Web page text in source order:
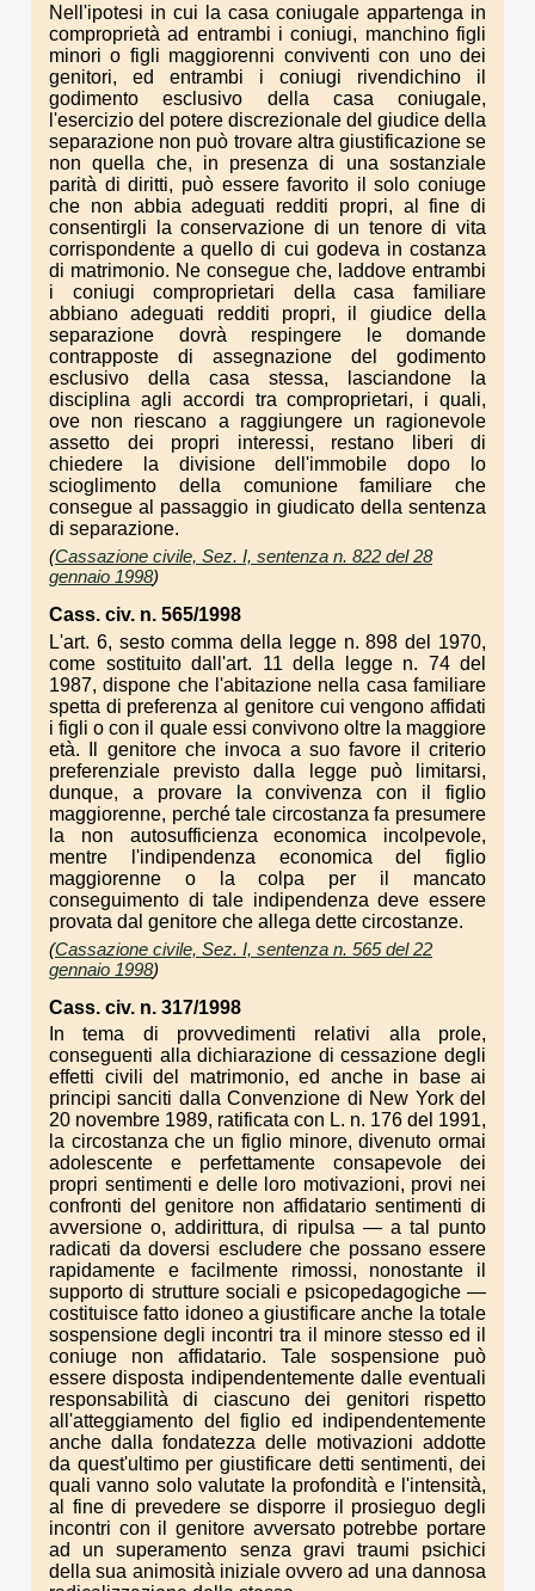
Nell'ipotesi in cui la casa coniugale appartenga in
comproprietà ad entrambi i coniugi, manchino figli
minori o figli maggiorenni conviventi con uno dei
genitori, ed entrambi i coniugi rivendichino il
godimento esclusivo della casa coniugale,
l'esercizio del potere discrezionale del giudice della
separazione non può trovare altra giustificazione se
non quella che, in presenza di una sostanziale
parità di diritti, può essere favorito il solo coniuge
che non abbia adeguati redditi propri, al fine di
consentirgli la conservazione di un tenore di vita
corrispondente a quello di cui godeva in costanza
di matrimonio. Ne consegue che, laddove entrambi
i coniugi comproprietari della casa familiare
abbiano adeguati redditi propri, il giudice della
separazione dovrà respingere le domande
contrapposte di assegnazione del godimento
esclusivo della casa stessa, lasciandone la
disciplina agli accordi tra comproprietari, i quali,
ove non riescano a raggiungere un ragionevole
assetto dei propri interessi, restano liberi di
chiedere la divisione dell'immobile dopo lo
scioglimento della comunione familiare che
consegue al passaggio in giudicato della sentenza
di separazione.
(Cassazione civile, Sez. I, sentenza n. 822 del 28
gennaio 1998)
Cass. civ. n. 565/1998
L'art. 6, sesto comma della legge n. 898 del 1970,
come sostituito dall'art. 11 della legge n. 74 del
1987, dispone che l'abitazione nella casa familiare
spetta di preferenza al genitore cui vengono affidati
i figli o con il quale essi convivono oltre la maggiore
età. Il genitore che invoca a suo favore il criterio
preferenziale previsto dalla legge può limitarsi,
dunque, a provare la convivenza con il figlio
maggiorenne, perché tale circostanza fa presumere
la non autosufficienza economica incolpevole,
mentre l'indipendenza economica del figlio
maggiorenne o la colpa per il mancato
conseguimento di tale indipendenza deve essere
provata dal genitore che allega dette circostanze.
(Cassazione civile, Sez. I, sentenza n. 565 del 22
gennaio 1998)
Cass. civ. n. 317/1998
In tema di provvedimenti relativi alla prole,
conseguenti alla dichiarazione di cessazione degli
effetti civili del matrimonio, ed anche in base ai
principi sanciti dalla Convenzione di New York del
20 novembre 1989, ratificata con L. n. 176 del 1991,
la circostanza che un figlio minore, divenuto ormai
adolescente e perfettamente consapevole dei
propri sentimenti e delle loro motivazioni, provi nei
confronti del genitore non affidatario sentimenti di
avversione o, addirittura, di ripulsa — a tal punto
radicati da doversi escludere che possano essere
rapidamente e facilmente rimossi, nonostante il
supporto di strutture sociali e psicopedagogiche —
costituisce fatto idoneo a giustificare anche la totale
sospensione degli incontri tra il minore stesso ed il
coniuge non affidatario. Tale sospensione può
essere disposta indipendentemente dalle eventuali
responsabilità di ciascuno dei genitori rispetto
all'atteggiamento del figlio ed indipendentemente
anche dalla fondatezza delle motivazioni addotte
da quest'ultimo per giustificare detti sentimenti, dei
quali vanno solo valutate la profondità e l'intensità,
al fine di prevedere se disporre il prosieguo degli
incontri con il genitore avversato potrebbe portare
ad un superamento senza gravi traumi psichici
della sua animosità iniziale ovvero ad una dannosa